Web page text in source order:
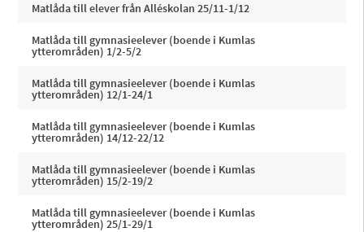
Matlåda till elever från Alléskolan 25/11-1/12
Matlåda till gymnasieelever (boende i Kumlas
ytterområden) 1/2-5/2
Matlåda till gymnasieelever (boende i Kumlas
ytterområden) 12/1-24/1
Matlåda till gymnasieelever (boende i Kumlas
ytterområden) 14/12-22/12
Matlåda till gymnasieelever (boende i Kumlas
ytterområden) 15/2-19/2
Matlåda till gymnasieelever (boende i Kumlas
ytterområden) 25/1-29/1